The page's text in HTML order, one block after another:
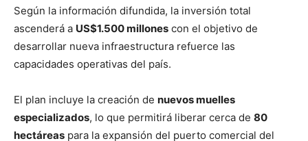
Según la información difundida, la inversión total
ascenderá a US$1.500 millones con el objetivo de
desarrollar nueva infraestructura refuerce las
capacidades operativas del país.
El plan incluye la creación de nuevos muelles
especializados, lo que permitirá liberar cerca de 80
hectáreas para la expansión del puerto comercial del